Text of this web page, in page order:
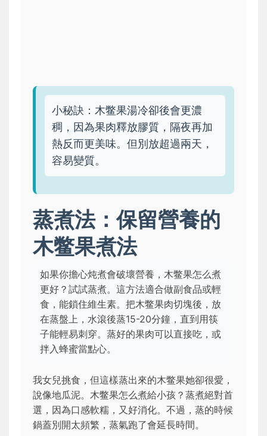
小秘訣：木鳖果湯冷卻後會更濃
稠，因為果肉釋放膠質，隔夜再加
熱反而更美味。但別放超過兩天，
容易變質。
蒸煮法：保留營養的
木鳖果煮法
如果你擔心炖煮會破壞營養，木鳖果怎么煮
更好？試試蒸煮。這方法適合做副食品或輕
食，能鎖住維生素。把木鳖果肉切塊後，放
在蒸盤上，水滾後蒸15-20分鐘，直到用筷
子能輕易刺穿。蒸好的果肉可以直接吃，或
拌入蜂蜜當點心。
我女兒挑食，但這樣蒸出來的木鳖果她卻很愛，
說像地瓜泥。木鳖果怎么煮給小孩？蒸煮絕對首
選，因為口感軟糯，又好消化。不過，蒸的時候
鍋蓋別開太頻繁，蒸氣跑了會延長時間。